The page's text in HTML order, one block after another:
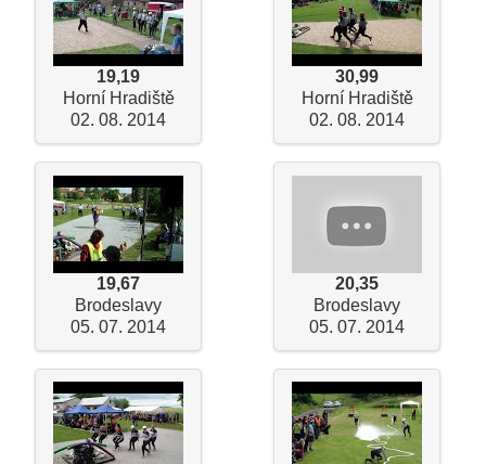
19,19
Horní Hradiště
02. 08. 2014
30,99
Horní Hradiště
02. 08. 2014
19,67
Brodeslavy
05. 07. 2014
20,35
Brodeslavy
05. 07. 2014